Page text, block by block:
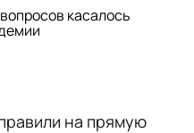
касалось
на прямую